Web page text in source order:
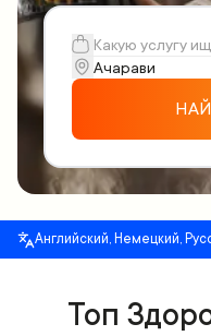
Английский, Немецкий,
Топ